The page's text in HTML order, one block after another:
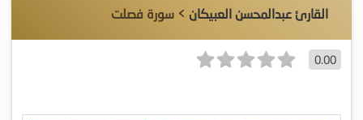
القارئ عبدالمحسن العبيكان > سورة فصلت
0.00